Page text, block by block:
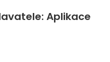
Aplikace